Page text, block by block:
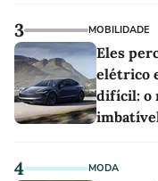
3 MOBILIDADE
Eles
elétrico
difícil: o
4 MODA